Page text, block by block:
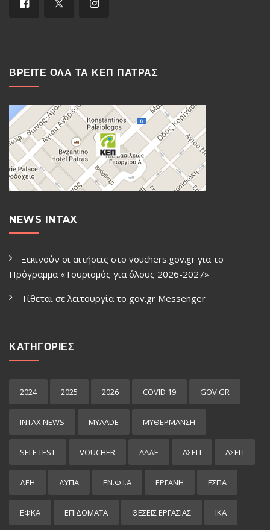
ΒΡΕΙΤΕ ΟΛΑ ΤΑ ΚΕΠ ΠΑΤΡΑΣ
NEWS INTAX
Ξεκινούν οι αιτήσεις στο vouchers.gov.gr για το
Πρόγραμμα «Τουρισμός για όλους 2026-2027»
Τίθεται σε λειτουργία το gov.gr Μessenger
ΚΑΤΗΓΟΡΙΕΣ
2024 2025 2026 COVID 19 GOV.GR
INTAX NEWS MYAADE MYΘΈΡΜΑΝΣΗ
SELF TEST VOUCHER ΑΑΔΕ ΑΣΕΠ ΑΣΕΠ
ΔΕΗ ΔΥΠΑ ΕΝ.Φ.Ι.Α ΕΡΓΑΝΗ ΕΣΠΑ
ΕΦΚΑ ΕΠΙΔΌΜΑΤΑ ΘΕΣΕΙΣ ΕΡΓΑΣΙΑΣ ΙΚΑ